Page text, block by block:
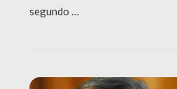
segundo …